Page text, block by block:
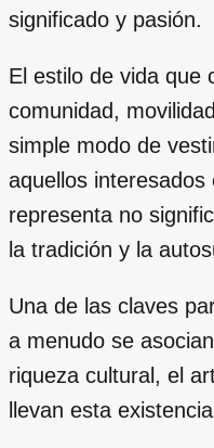
significado y pasión.
El estilo de vida que
comunidad,
simple modo de
aquellos
representa no
la tradición y la
Una de las claves
a menudo se
riqueza cultural, el
llevan esta